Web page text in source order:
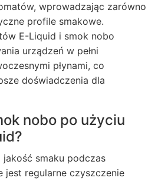
wprowadzając zarówno
profile smakowe.
E-Liquid i smok nobo
urządzeń w pełni
płynami, co
doświadczenia dla
nobo po użyciu
smaku podczas
jest regularne czyszczenie